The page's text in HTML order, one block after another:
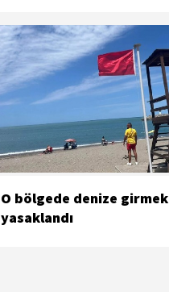
O bölgede denize girmek
yasaklandı